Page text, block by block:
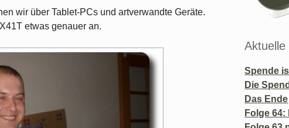
wir über Tablet-PCs und artverwandte Geräte.
etwas genauer an.
Aktuelle
Spende
Die
Das Ende
Folge